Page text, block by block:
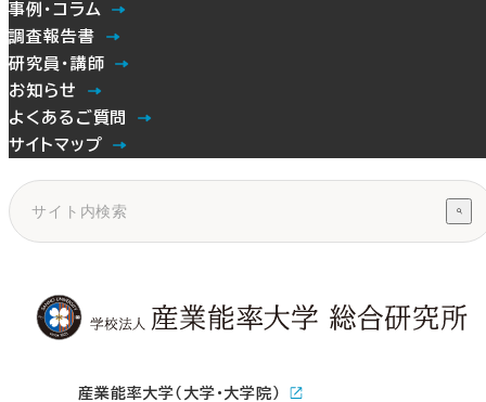
事例・コラム
調査報告書
研究員・講師
お知らせ
よくあるご質問
サイトマップ
産業能率大学（大学・大学院）